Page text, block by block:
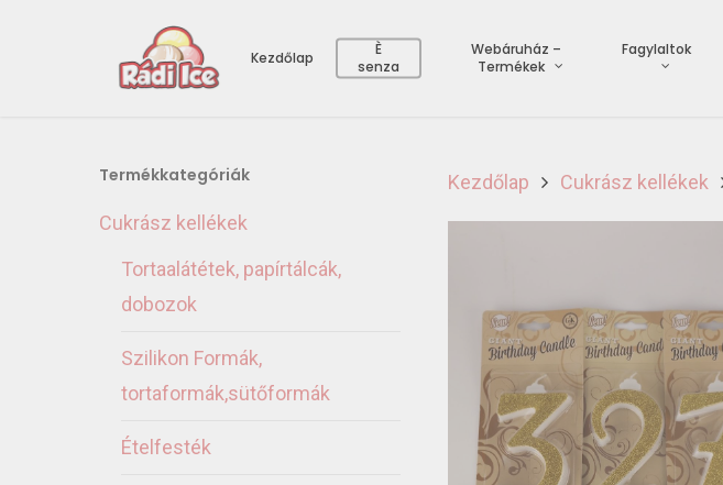
Kezdőlap
È
senza
Webáruház –
Termékek
Fagylaltok
Termékkategóriák
Cukrász kellékek
Tortaalátétek, papírtálcák,
dobozok
Szilikon Formák,
tortaformák,sütőformák
Ételfesték
Kezdőlap Cukrász kellékek